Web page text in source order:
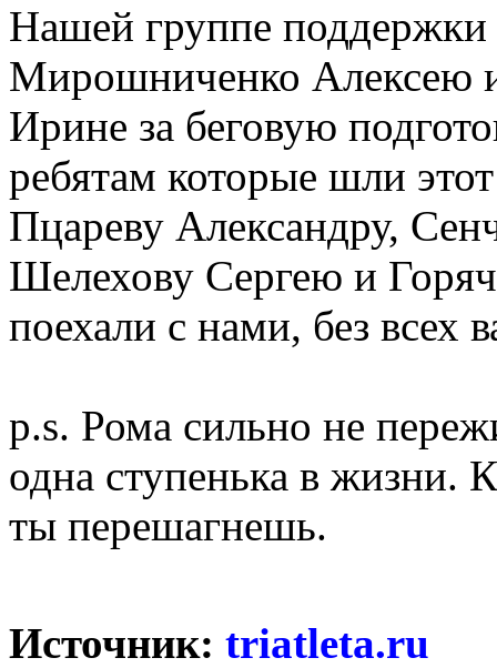
Нашей группе поддержки
Мирошниченко Алексею
Ирине за беговую
ребятам которые шли
Пцареву Александру,
Шелехову Сергею и
поехали с нами, без всех
p.s. Рома сильно не
одна ступенька в жизни.
ты перешагнешь.
Источник: triatleta.ru